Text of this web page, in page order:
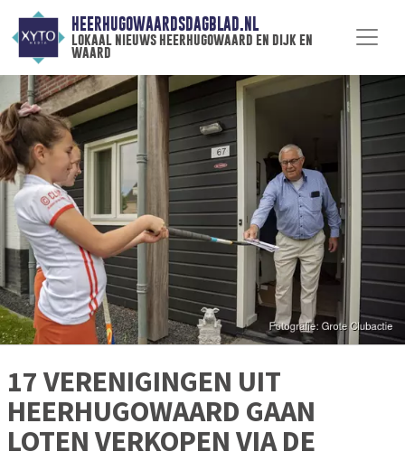
HEERHUGOWAARDSDAGBLAD.NL
lokaal nieuws heerhugowaard en dijk en
waard
17 VERENIGINGEN UIT
HEERHUGOWAARD GAAN
LOTEN VERKOPEN VIA DE